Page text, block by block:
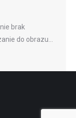
brak
do obrazu…